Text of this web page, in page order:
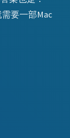
需要一部Mac